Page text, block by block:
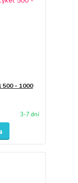
- 1000
3-7 dní